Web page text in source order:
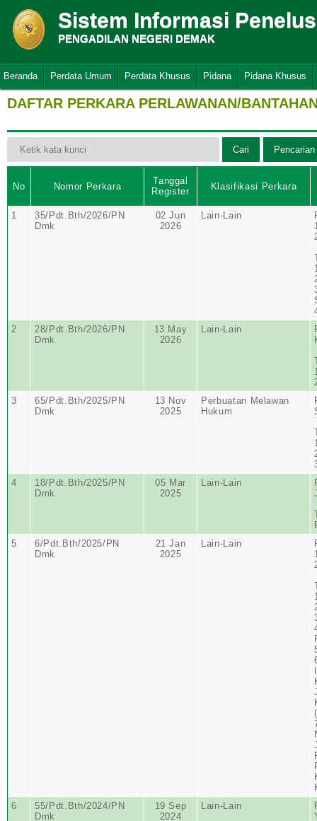
Sistem Informasi
PENGADILAN NEGERI DEMAK
Beranda Perdata Umum Perdata Khusus Pidana Pidana Khusus
DAFTAR PERKARA PERLAWANAN/
No Nomor Perkara
Tanggal
Register
Klasifikasi Perkara
1
35/Pdt.Bth/2026/PN
Dmk
02 Jun
2026
Lain-Lain
2
28/Pdt.Bth/2026/PN
Dmk
13 May
2026
Lain-Lain
3
65/Pdt.Bth/2025/PN
Dmk
13 Nov
2025
Perbuatan Melawan
Hukum
4
18/Pdt.Bth/2025/PN
Dmk
05 Mar
2025
Lain-Lain
5
6/Pdt.Bth/2025/PN
Dmk
21 Jan
2025
Lain-Lain
6
55/Pdt.Bth/2024/PN
Dmk
19 Sep
2024
Lain-Lain